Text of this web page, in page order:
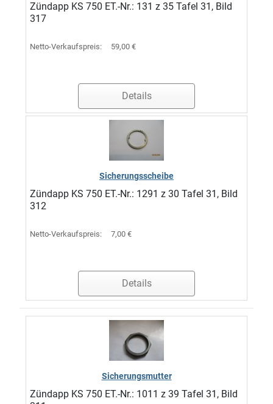
Zündapp KS 750 ET.-Nr.: 131 z 35 Tafel 31, Bild
317
Netto-Verkaufspreis: 59,00 €
Details
Sicherungsscheibe
Zündapp KS 750 ET.-Nr.: 1291 z 30 Tafel 31, Bild
312
Netto-Verkaufspreis: 7,00 €
Details
Sicherungsmutter
Zündapp KS 750 ET.-Nr.: 1011 z 39 Tafel 31, Bild